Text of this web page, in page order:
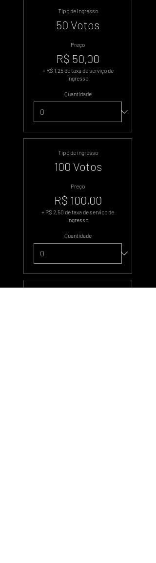
Tipo de ingresso
50 Votos
Preço
R$ 50,00
+ R$ 1,25 de taxa de serviço de
ingresso
Quantidade
Tipo de ingresso
100 Votos
Preço
R$ 100,00
+ R$ 2,50 de taxa de serviço de
ingresso
Quantidade